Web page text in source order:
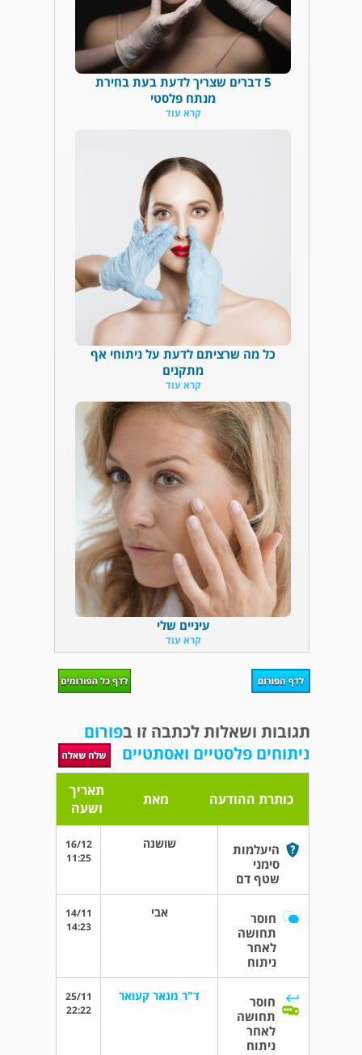
5 דברים שצריך לדעת בעת בחירת
מנתח פלסטי
קרא עוד
כל מה שרציתם לדעת על ניתוחי אף
מתקנים
קרא עוד
עיניים שלי
קרא עוד
תגובות ושאלות לכתבה זו בפורום
ניתוחים פלסטיים ואסתטיים
כותרת ההודעה מאת
תאריך
ושעה
היעלמות
סימני
שטף דם
שושנה
16/12
11:25
חוסר
תחושה
לאחר
ניתוח
אבי
14/11
14:23
חוסר
תחושה
לאחר
ניתוח
ד"ר מנאר קעואר
25/11
22:22